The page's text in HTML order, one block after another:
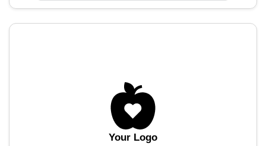
Your Logo